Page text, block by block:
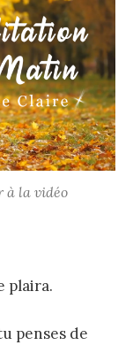
à la vidéo
plaira.
penses de